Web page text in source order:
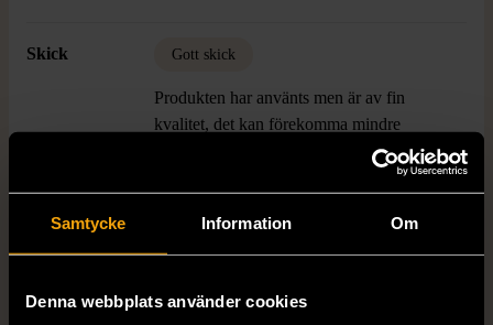
Samtycke Information Om
Denna webbplats använder cookies
Skick Gott skick
Produkten har använts men är av fin
kvalitet, det kan förekomma mindre
Läs mer om hur vi bedömer
Produkten är unik och finns enbart som 1 st i lager.